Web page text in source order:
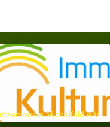
Michelfeld e.V.